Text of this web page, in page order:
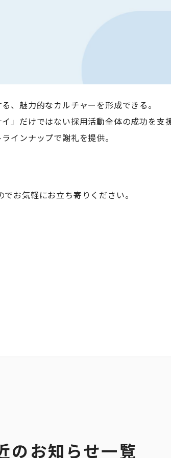
、魅力的なカルチャーを形成できる。
」だけではない採用活動全体の成功を支
インナップで謝礼を提供。
お気軽にお立ち寄りください。
のお知らせ一覧